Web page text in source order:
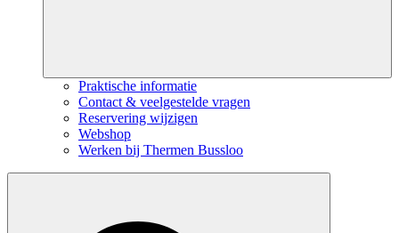
Praktische informatie
Contact & veelgestelde vragen
Reservering wijzigen
Webshop
Werken bij Thermen Bussloo